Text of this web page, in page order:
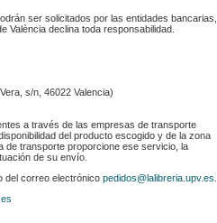
ser solicitados por las entidades bancarias,
declina toda responsabilidad.
s/n, 46022 Valencia)
a través de las empresas de transporte
del producto escogido y de la zona
de transporte proporcione ese servicio, la
de su envío.
del correo electrónico pedidos@lalibreria.upv.es